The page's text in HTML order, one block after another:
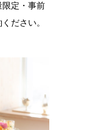
限定・事前
ださい。